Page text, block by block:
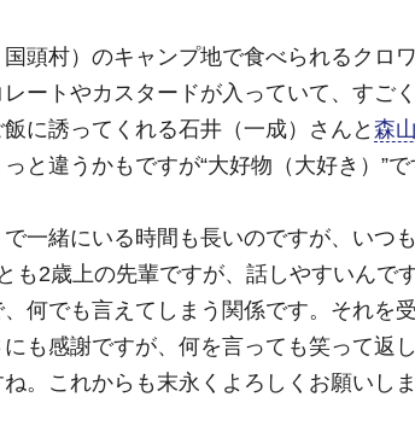
頭村）のキャンプ地で食べられるクロ
ートやカスタードが入っていて、すご
に誘ってくれる石井（一成）さんと 森
と違うかもですが“大好物（大好き）”で
一緒にいる時間も長いのですが、いつ
も2歳上の先輩ですが、話しやすいんで
何でも言えてしまう関係です。それを
も感謝ですが、何を言っても笑って返
。これからも末永くよろしくお願いしま